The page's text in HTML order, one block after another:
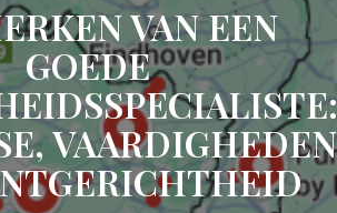
VAN EEN
GOEDE
VAARDIGHEDEN